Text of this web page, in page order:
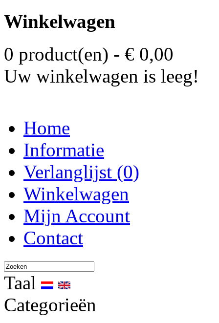
Winkelwagen
0 product(en) - € 0,00
Uw winkelwagen is leeg!
Home
Informatie
Verlanglijst (0)
Winkelwagen
Mijn Account
Contact
Taal
Categorieën